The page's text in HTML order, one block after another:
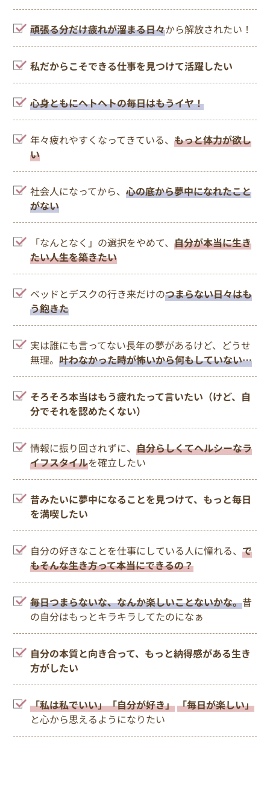
頑張る分だけ疲れが溜まる日々から解放されたい！
私だからこそできる仕事を見つけて活躍したい
心身ともにヘトヘトの毎日はもうイヤ！
年々疲れやすくなってきている、もっと体力が欲し
い
社会人になってから、心の底から夢中になれたこと
がない
「なんとなく」の選択をやめて、自分が本当に生き
たい人生を築きたい
ベッドとデスクの行き来だけのつまらない日々はも
う飽きた
実は誰にも言ってない長年の夢があるけど、どうせ
無理。叶わなかった時が怖いから何もしていない…
そろそろ本当はもう疲れたって言いたい（けど、自
分でそれを認めたくない）
情報に振り回されずに、自分らしくてヘルシーなラ
イフスタイルを確立したい
昔みたいに夢中になることを見つけて、もっと毎日
を満喫したい
自分の好きなことを仕事にしている人に憧れる、で
もそんな生き方って本当にできるの？
毎日つまらないな、なんか楽しいことないかな。昔
の自分はもっとキラキラしてたのになぁ
自分の本質と向き合って、もっと納得感がある生き
方がしたい
「私は私でいい」「自分が好き」「毎日が楽しい」
と心から思えるようになりたい